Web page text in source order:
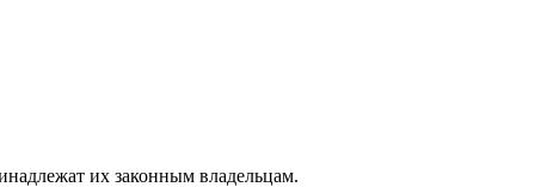
их законным владельцам.